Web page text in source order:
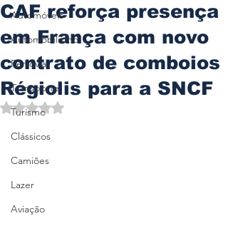
Automóveis
Automobilismo
Ferrovia
Transporte
Turismo
Clássicos
Camiões
Lazer
Aviação
CAF reforça presença
em França com novo
contrato de comboios
Régiolis para a SNCF
Avaliado com NaN de 5 estrelas.